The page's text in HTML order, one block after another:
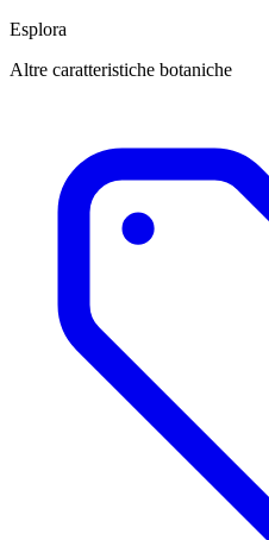
Esplora
Altre caratteristiche botaniche